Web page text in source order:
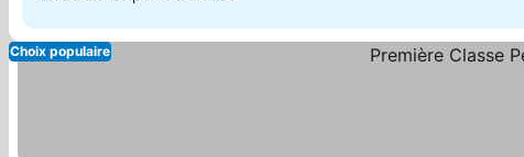
Choix populaire